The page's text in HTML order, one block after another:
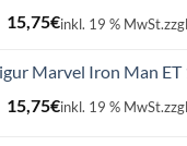
Ursprünglicher
16,99€
15,75€Aktueller
15,75€.
inkl. 19 % MwSt.
Marvel Iron Man ET
Ursprünglicher
Preis
15,75€Aktueller
inkl. 19 % MwSt.